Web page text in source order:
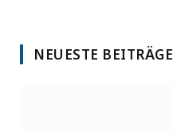
NEUESTE BEITRÄGE